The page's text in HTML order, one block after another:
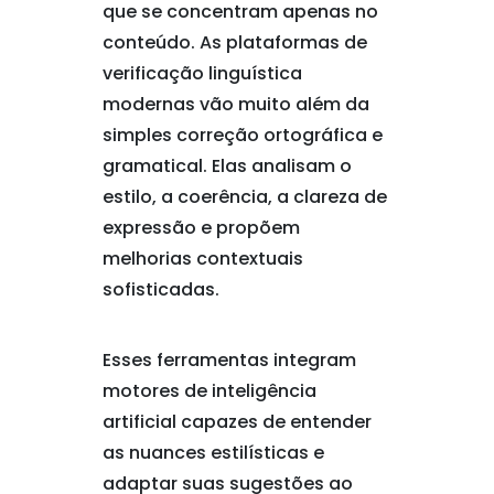
que se concentram apenas no
conteúdo. As plataformas de
verificação linguística
modernas vão muito além da
simples correção ortográfica e
gramatical. Elas analisam o
estilo, a coerência, a clareza de
expressão e propõem
melhorias contextuais
sofisticadas.
Esses ferramentas integram
motores de inteligência
artificial capazes de entender
as nuances estilísticas e
adaptar suas sugestões ao